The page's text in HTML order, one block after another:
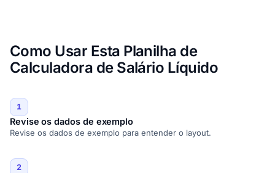
Como Usar Esta Planilha de
Calculadora de Salário Líquido
1
Revise os dados de exemplo
Revise os dados de exemplo para entender o layout.
2